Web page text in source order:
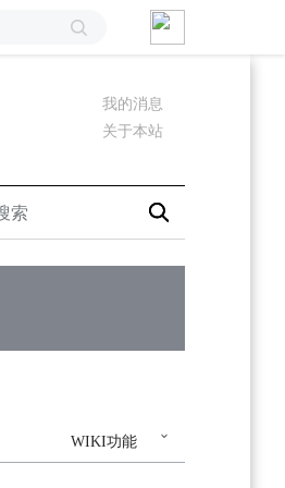
我的消息
关于本站
WIKI功能